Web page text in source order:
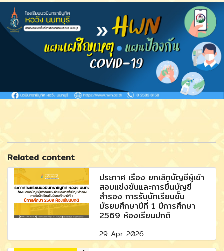
Related content
ประกาศ เรื่อง ยกเลิกบัญชีผู้เข้า
สอบแข่งขันและการขึ้นบัญชี
สำรอง การรับนักเรียนชั้น
มัธยมศึกษาปีที่ 1 ปีการศึกษา
2569 ห้องเรียนปกติ
29 Apr 2026